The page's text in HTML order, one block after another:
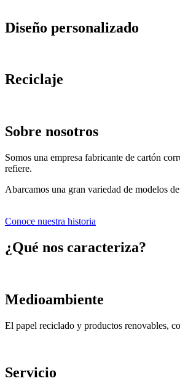
Diseño personalizado
Reciclaje
Sobre nosotros
Somos una empresa fabricante de cartón
refiere.
Abarcamos una gran variedad de modelos
Conoce nuestra historia
¿Qué nos caracteriza?
Medioambiente
El papel reciclado y productos renovables,
Servicio